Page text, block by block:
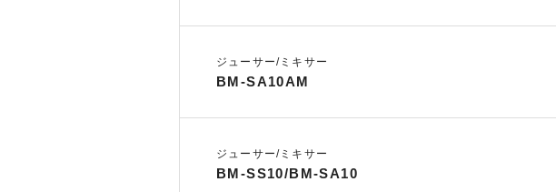
ジューサー/ミキサー
BM-SA10AM
ジューサー/ミキサー
BM-SS10/BM-SA10